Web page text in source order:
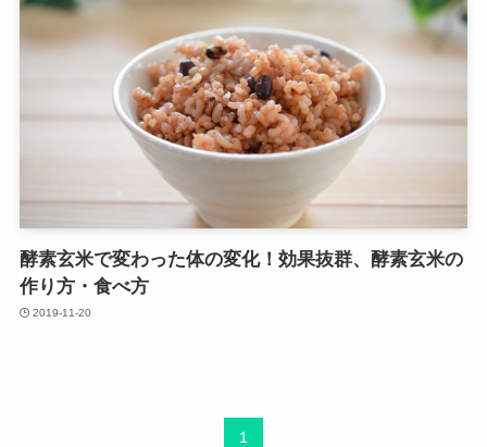
酵素玄米で変わった体の変化！効果抜群、酵素玄米の
作り方・食べ方
2019-11-20
1